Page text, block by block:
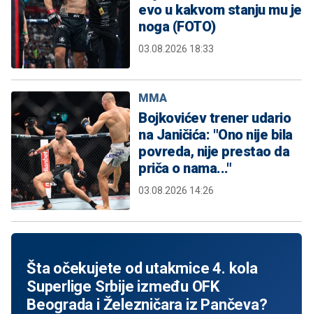
evo u kakvom stanju mu je
noga (FOTO)
03.08.2026 18:33
MMA
Bojkovićev trener udario
na Janičića: "Ono nije bila
povreda, nije prestao da
priča o nama..."
03.08.2026 14:26
Šta očekujete od utakmice 4. kola
Superlige Srbije između OFK
Beograda i Železničara iz Pančeva?